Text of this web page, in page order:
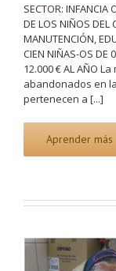
SECTOR: INFANCIA
DE LOS NIÑOS DEL
MANUTENCIÓN,
CIEN NIÑAS-OS DE
12.000 € AL AÑO
abandonados en
pertenecen a [...]
Aprender más